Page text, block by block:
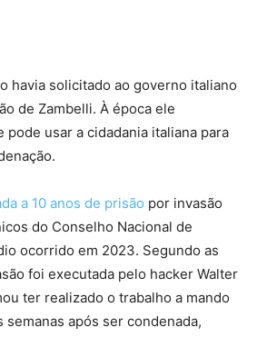
havia solicitado ao governo italiano
de Zambelli. À época ele
pode usar a cidadania italiana para
a 10 anos de prisão por invasão
do Conselho Nacional de
ocorrido em 2023. Segundo as
foi executada pelo hacker Walter
ter realizado o trabalho a mando
semanas após ser condenada,